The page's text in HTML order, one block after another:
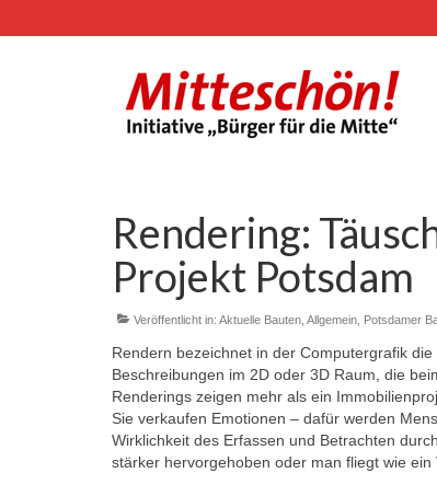
Rendering:
Projekt Potsdam
Veröffentlicht in: Aktuelle Bauten Allgemein Potsdamer
Rendern bezeichnet in der Computergrafik
Beschreibungen im 2D oder 3D Raum, die
Renderings zeigen mehr als ein
Sie verkaufen Emotionen – dafür werden
Wirklichkeit des Erfassen und Betrachten
stärker hervorgehoben oder man fliegt wie ein